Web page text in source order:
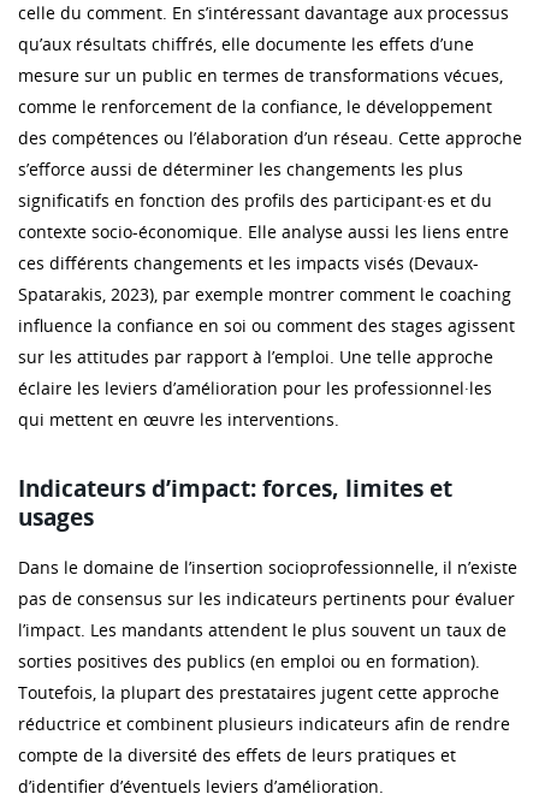
celle du comment. En s’intéressant davantage aux processus
qu’aux résultats chiffrés, elle documente les effets d’une
mesure sur un public en termes de transformations vécues,
comme le renforcement de la confiance, le développement
des compétences ou l’élaboration d’un réseau. Cette approche
s’efforce aussi de déterminer les changements les plus
significatifs en fonction des profils des participant·es et du
contexte socio-économique. Elle analyse aussi les liens entre
ces différents changements et les impacts visés (Devaux-
Spatarakis, 2023), par exemple montrer comment le coaching
influence la confiance en soi ou comment des stages agissent
sur les attitudes par rapport à l’emploi. Une telle approche
éclaire les leviers d’amélioration pour les professionnel·les
qui mettent en œuvre les interventions.
Indicateurs d’impact: forces, limites et
usages
Dans le domaine de l’insertion socioprofessionnelle, il n’existe
pas de consensus sur les indicateurs pertinents pour évaluer
l’impact. Les mandants attendent le plus souvent un taux de
sorties positives des publics (en emploi ou en formation).
Toutefois, la plupart des prestataires jugent cette approche
réductrice et combinent plusieurs indicateurs afin de rendre
compte de la diversité des effets de leurs pratiques et
d’identifier d’éventuels leviers d’amélioration.